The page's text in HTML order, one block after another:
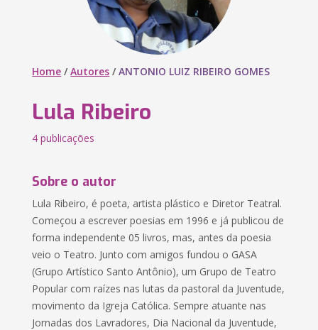
Home /Autores /ANTONIO LUIZ RIBEIRO GOMES
Lula Ribeiro
4 publicações
Sobre o autor
Lula Ribeiro, é poeta, artista plástico e Diretor Teatral.
Começou a escrever poesias em 1996 e já publicou de
forma independente 05 livros, mas, antes da poesia
veio o Teatro. Junto com amigos fundou o GASA
(Grupo Artístico Santo Antônio), um Grupo de Teatro
Popular com raízes nas lutas da pastoral da Juventude,
movimento da Igreja Católica. Sempre atuante nas
Jornadas dos Lavradores, Dia Nacional da Juventude,